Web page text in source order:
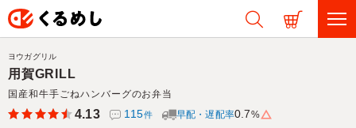
用賀GRILL
国産和牛手ごねハンバーグのお弁当
ヨウガグリル
4.13 115件 早配・遅配率0.7%